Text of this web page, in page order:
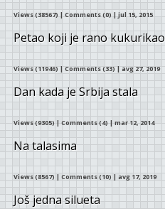
Views (38567)|Comments (0)| jul 15, 2015
Petao koji je rano kukurikao
Views (11946)|Comments (33)| avg 27, 2019
Dan kada je Srbija stala
Views (9305)|Comments (4)| mar 12, 2014
Na talasima
Views (8567) | Comments (10) | avg 17, 2019
Još jedna silueta